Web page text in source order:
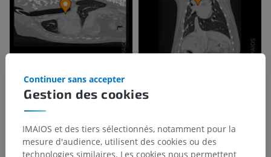
Gestion des cookies
Continuer sans accepter
IMAIOS et des tiers sélectionnés, notamment pour la
mesure d'audience, utilisent des cookies ou des
technologies similaires. Les cookies nous permettent